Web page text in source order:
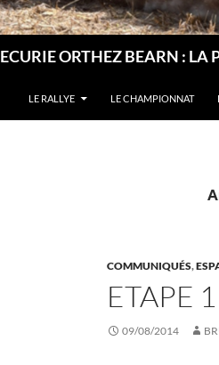
ECURIE ORTHEZ BEARN : LA
LE RALLYE LE CHAMPIONNAT
COMMUNIQUÉS,
ETAPE 1
09/08/2014